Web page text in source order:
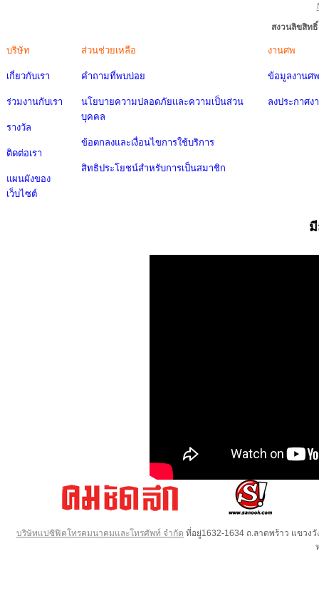
สงวนลิขสิท
บริษัท
เกี่ยวกับเรา
ร่วมงานกับเรา
รางวัล
ติดต่อเรา
แผนผังของ
เว็บไซต์
ส่วนช่วยเหลือ
คำถามที่พบบ่อย
นโยบายความปลอดภัยและความเป็นส่วน
บุคคล
ข้อตกลงและเงื่อนไขการใช้บริการ
สิทธิประโยชน์สำหรับการเป็นสมาชิก
งานศพ
ข้อมูลงานศพ
ลงประกาศง
บริษัทแปซิฟิคโทรคมนาคมและโทรศัพท์ จำกัด ที่อยู่1632-1634 ถ.ลาดพร้าว แขวง